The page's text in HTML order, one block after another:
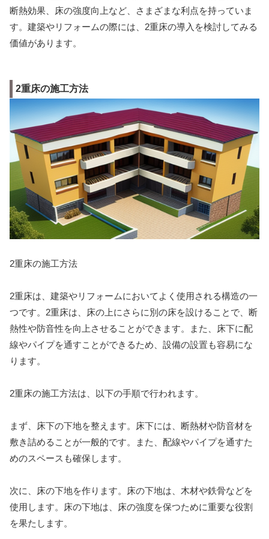
断熱効果、床の強度向上など、さまざまな利点を持っていま
す。建築やリフォームの際には、2重床の導入を検討してみる
価値があります。
2重床の施工方法
2重床の施工方法
2重床は、建築やリフォームにおいてよく使用される構造の一
つです。2重床は、床の上にさらに別の床を設けることで、断
熱性や防音性を向上させることができます。また、床下に配
線やパイプを通すことができるため、設備の設置も容易にな
ります。
2重床の施工方法は、以下の手順で行われます。
まず、床下の下地を整えます。床下には、断熱材や防音材を
敷き詰めることが一般的です。また、配線やパイプを通すた
めのスペースも確保します。
次に、床の下地を作ります。床の下地は、木材や鉄骨などを
使用します。床の下地は、床の強度を保つために重要な役割
を果たします。